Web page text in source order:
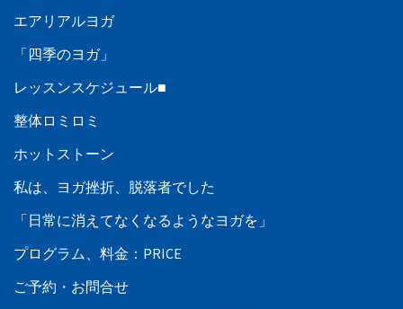
エアリアルヨガ
「四季のヨガ」
レッスンスケジュール■
整体ロミロミ
ホットストーン
私は、ヨガ挫折、脱落者でした
「日常に消えてなくなるようなヨガを」
プログラム、料金：PRICE
ご予約・お問合せ